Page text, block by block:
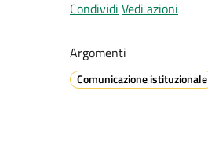
Condividi Vedi azioni
Argomenti
Comunicazione istituzionale